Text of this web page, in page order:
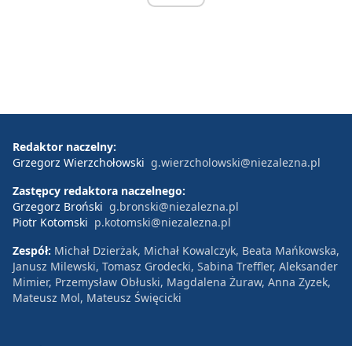
Redaktor naczelny:
Grzegorz Wierzchołowski g.wierzcholowski@niezalezna.pl
Zastępcy redaktora naczelnego:
Grzegorz Broński g.bronski@niezalezna.pl
Piotr Kotomski p.kotomski@niezalezna.pl
Zespół: Michał Dzierżak, Michał Kowalczyk, Beata Mańkowska,
Janusz Milewski, Tomasz Grodecki, Sabina Treffler, Aleksander
Mimier, Przemysław Obłuski, Magdalena Żuraw, Anna Zyzek,
Mateusz Mol, Mateusz Święcicki